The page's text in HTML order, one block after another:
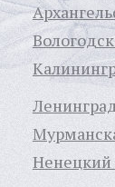
Ненецкий